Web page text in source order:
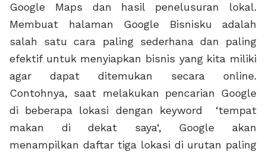
Google Maps dan hasil penelusuran lokal.
Membuat halaman Google Bisnisku adalah
salah satu cara paling sederhana dan paling
efektif untuk menyiapkan bisnis yang kita miliki
agar dapat ditemukan secara online.
Contohnya, saat melakukan pencarian Google
di beberapa lokasi dengan keyword ‘tempat
makan di dekat saya‘, Google akan
menampilkan daftar tiga lokasi di urutan paling